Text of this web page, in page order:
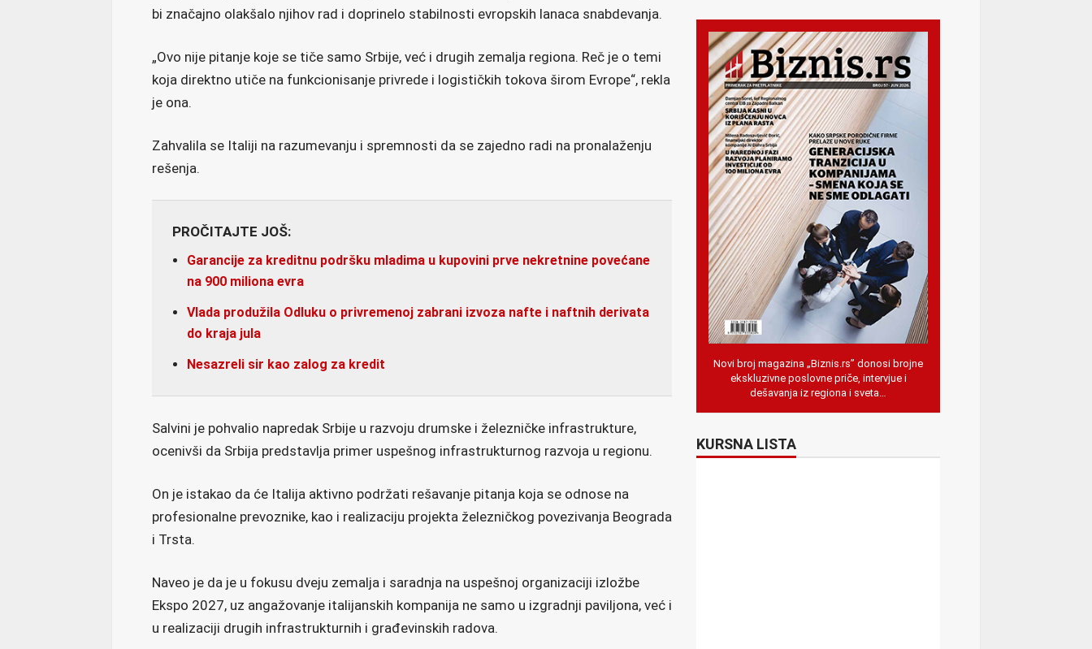
bi značajno olakšalo njihov rad i doprinelo stabilnosti evropskih lanaca snabdevanja.
„Ovo nije pitanje koje se tiče samo Srbije, već i drugih zemalja regiona. Reč je o temi
koja direktno utiče na funkcionisanje privrede i logističkih tokova širom Evrope“, rekla
je ona.
Zahvalila se Italiji na razumevanju i spremnosti da se zajedno radi na pronalaženju
rešenja.
PROČITAJTE JOŠ:
Garancije za kreditnu podršku mladima u kupovini prve nekretnine povećane
na 900 miliona evra
Vlada produžila Odluku o privremenoj zabrani izvoza nafte i naftnih derivata
do kraja jula
Nesazreli sir kao zalog za kredit
Salvini je pohvalio napredak Srbije u razvoju drumske i železničke infrastrukture,
ocenivši da Srbija predstavlja primer uspešnog infrastrukturnog razvoja u regionu.
On je istakao da će Italija aktivno podržati rešavanje pitanja koja se odnose na
profesionalne prevoznike, kao i realizaciju projekta železničkog povezivanja Beograda
i Trsta.
Naveo je da je u fokusu dveju zemalja i saradnja na uspešnoj organizaciji izložbe
Ekspo 2027, uz angažovanje italijanskih kompanija ne samo u izgradnji paviljona, već i
u realizaciji drugih infrastrukturnih i građevinskih radova.
Novi broj magazina „Biznis.rs” donosi brojne
ekskluzivne poslovne priče, intervjue i
dešavanja iz regiona i sveta…
KURSNA LISTA